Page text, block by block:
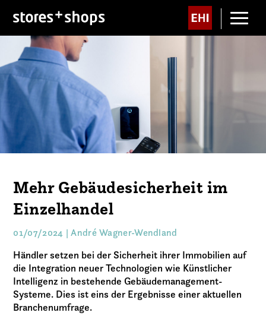
Mehr Gebäudesicherheit im
Einzelhandel
01/07/2024 | André Wagner-Wendland
Händler setzen bei der Sicherheit ihrer Immobilien auf
die Integration neuer Technologien wie Künstlicher
Intelligenz in bestehende Gebäudemanagement-
Systeme. Dies ist eins der Ergebnisse einer aktuellen
Branchenumfrage.